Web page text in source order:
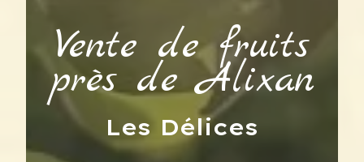
Vente de fruits
près de Alixan
Les Délices